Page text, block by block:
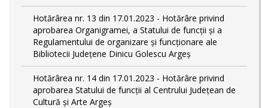
Hotărârea nr. 13 din 17.01.2023 - Hotărâre privind
aprobarea Organigramei, a Statului de funcții și a
Regulamentului de organizare și funcționare ale
Bibliotecii Județene Dinicu Golescu Argeș
Hotărârea nr. 14 din 17.01.2023 - Hotărâre privind
aprobarea Statului de funcţii al Centrului Județean de
Cultură și Arte Argeș